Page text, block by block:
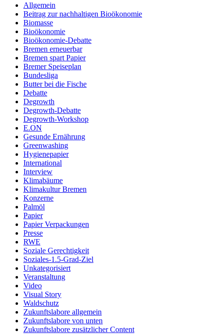
Allgemein
Beitrag zur nachhaltigen Bioökonomie
Biomasse
Bioökonomie
Bioökonomie-Debatte
Bremen erneuerbar
Bremen spart Papier
Bremer Speiseplan
Bundesliga
Butter bei die Fische
Debatte
Degrowth
Degrowth-Debatte
Degrowth-Workshop
E.ON
Gesunde Ernährung
Greenwashing
Hygienepapier
International
Interview
Klimabäume
Klimakultur Bremen
Konzerne
Palmöl
Papier
Papier Verpackungen
Presse
RWE
Soziale Gerechtigkeit
Soziales-1.5-Grad-Ziel
Unkategorisiert
Veranstaltung
Video
Visual Story
Waldschutz
Zukunftslabore allgemein
Zukunftslabore von unten
Zukunftslabore zusätzlicher Content